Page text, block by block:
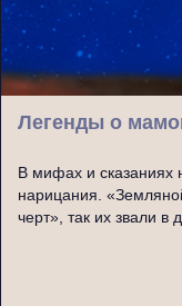
Легенды о
В мифах и
нарицания.
черт», так их звали в